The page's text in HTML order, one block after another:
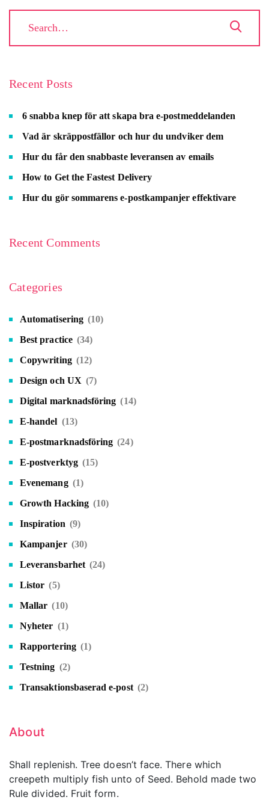
Recent Posts
6 snabba knep för att skapa bra e-postmeddelanden
Vad är skräppostfällor och hur du undviker dem
Hur du får den snabbaste leveransen av emails
How to Get the Fastest Delivery
Hur du gör sommarens e-postkampanjer effektivare
Recent Comments
Categories
Automatisering (10)
Best practice (34)
Copywriting (12)
Design och UX (7)
Digital marknadsföring (14)
E-handel (13)
E-postmarknadsföring (24)
E-postverktyg (15)
Evenemang (1)
Growth Hacking (10)
Inspiration (9)
Kampanjer (30)
Leveransbarhet (24)
Listor (5)
Mallar (10)
Nyheter (1)
Rapportering (1)
Testning (2)
Transaktionsbaserad e-post (2)
About
Shall replenish. Tree doesn’t face. There which
creepeth multiply fish unto of Seed. Behold made two
Rule divided. Fruit form.